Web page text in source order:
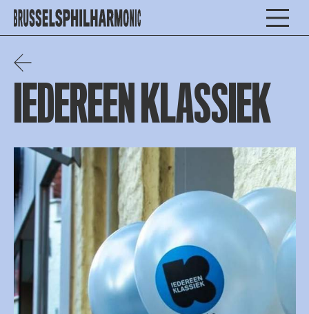
IEDEREEN KLASSIEK